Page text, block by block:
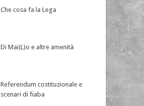
Che cosa fa la Lega
Di Mai(L)o e altre amenità
Referendum costituzionale e
scenari di fiaba